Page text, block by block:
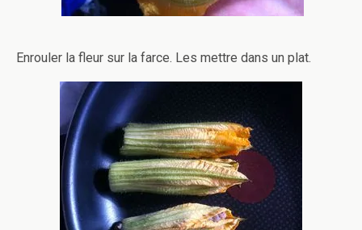
Enrouler la fleur sur la farce. Les mettre dans un plat.